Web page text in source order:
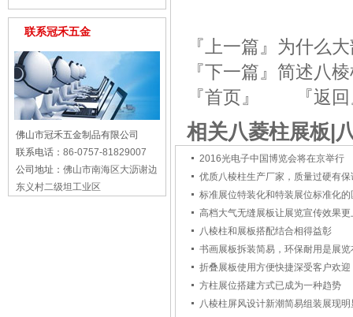
『上一篇』 为什么
『下一篇』 简述八
『首页』
『返
相关八菱柱展板|
2016光电子中国博览会将在京举行
优质八棱柱生产厂家，质量过硬有保
标准展位特装化和特装展位标准化
高档大气无缝展板让展览宣传效果更
八棱柱和展板搭配结合相得益彰
书画展板拆装简易，环保耐用是展
折叠展板使用方便快捷深受客户欢迎
方柱展位搭建方式已成为一种趋势
八棱柱屏风设计新潮简易组装展现明
联系冠禾五金
佛山市冠禾五金制品有限公司
联系电话： 86-0757-81829007
公司地址： 佛山市南海区大沥谢边
东义村二级坦工业区